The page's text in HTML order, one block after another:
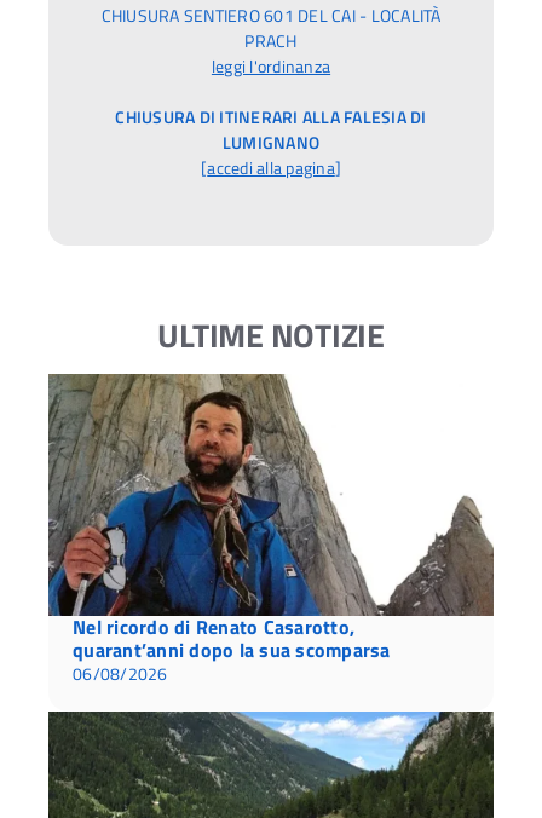
CHIUSURA SENTIERO 601 DEL CAI - LOCALITÀ
PRACH
leggi l'ordinanza
CHIUSURA DI ITINERARI ALLA FALESIA DI
LUMIGNANO
[accedi alla pagina]
ULTIME NOTIZIE
Nel ricordo di Renato Casarotto,
quarant’anni dopo la sua scomparsa
06/08/2026